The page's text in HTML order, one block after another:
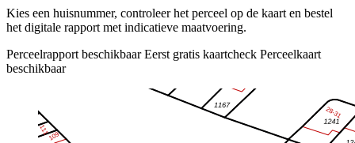
Kies een huisnummer, controleer het perceel op de kaart en bestel
het digitale rapport met indicatieve maatvoering.
Perceelrapport beschikbaar Eerst gratis kaartcheck Perceelkaart
beschikbaar